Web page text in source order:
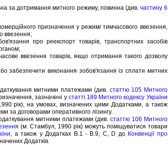
за дотримання митного режиму, повинна (див.частину 6
призначення у режимi тимчасового ввезення,
ввезення;
про реекспорт товарiв, транспортних засобiв
ввезення товарiв, якщо отримання такого дозволу
забезпечити виконання зобов'язання iз сплати митних
митними платежами (див. статтю 105 Митного
зазначенi у статтi 189 Митного кодексу України
рiк), на умовах, визначених цими Додатками, а також
за договорами оперативного лiзингу.
митними платежами (див.статтю 106 Митного
(м. Стамбул, 1990 рiк) можуть помiщуватися товари
, а також у Додатках B.1 - B.9, C, D до Конвенцiї про
Додаткiв.